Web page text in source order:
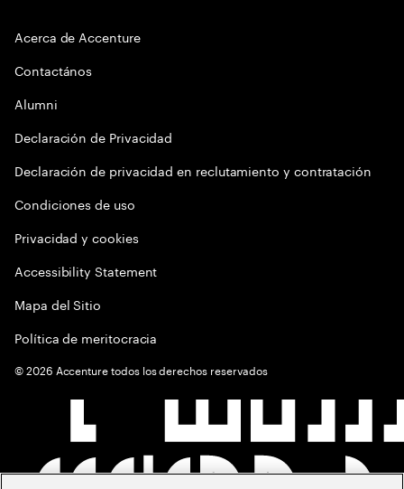
Acerca de Accenture
Contactános
Alumni
Declaración de Privacidad
Declaración de privacidad en reclutamiento y contratación
Condiciones de uso
Privacidad y cookies
Accessibility Statement
Mapa del Sitio
Política de meritocracia
©2026 Accenture todos los derechos reservados